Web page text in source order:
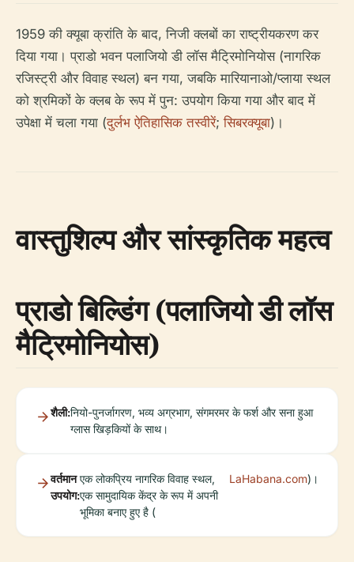
1959 की क्यूबा क्रांति के बाद, निजी क्लबों का राष्ट्रीयकरण कर
दिया गया। प्राडो भवन पलाजियो डी लॉस मैट्रिमोनियोस (नागरिक
रजिस्ट्री और विवाह स्थल) बन गया, जबकि मारियानाओ/प्लाया स्थल
को श्रमिकों के क्लब के रूप में पुन: उपयोग किया गया और बाद में
उपेक्षा में चला गया (दुर्लभ ऐतिहासिक तस्वीरें;सिबरक्यूबा)।
वास्तुशिल्प और सांस्कृतिक महत्व
प्राडो बिल्डिंग (पलाजियो डी लॉस
मैट्रिमोनियोस)
शैली:नियो-पुनर्जागरण, भव्य अग्रभाग, संगमरमर के फर्श और सना हुआ
ग्लास खिड़कियों के साथ।
वर्तमान
उपयोग:
एक लोकप्रिय नागरिक विवाह स्थल,
एक सामुदायिक केंद्र के रूप में अपनी
भूमिका बनाए हुए है (
LaHabana.com)।